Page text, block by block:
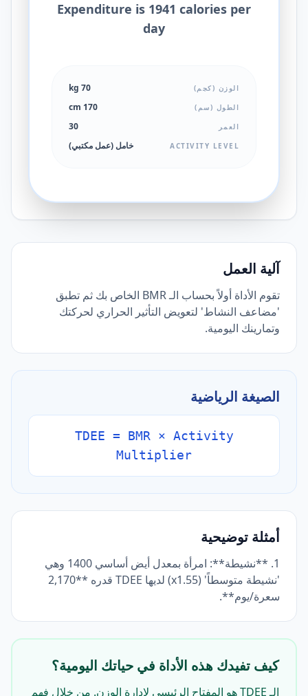
Expenditure is 1941 calories per
day
الوزن (كجم) 70 kg
الطول (سم) 170 cm
العمر 30
ACTIVITY LEVEL خامل (عمل مكتبي)
آلية العمل
تقوم الأداة أولاً بحساب الـ BMR الخاص بك ثم تطبق
'مضاعف النشاط' لتعويض التأثير الحراري لحركتك
وتمارينك اليومية.
الصيغة الرياضية
TDEE = BMR × Activity
Multiplier
أمثلة توضيحية
1. **نشيطة**: امرأة بمعدل أيض أساسي 1400 وهي
'نشيطة متوسطاً' (x1.55) لديها TDEE قدره **2,170
سعرة/يوم**.
كيف تفيدك هذه الأداة في حياتك اليومية؟
الـ TDEE هو المفتاح الرئيسي لإدارة الوزن. من خلال فهم